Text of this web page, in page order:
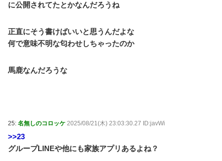
に公開されてたとかなんだろうね
正直にそう書けばいいと思うんだよな
何で意味不明な匂わせしちゃったのか
馬鹿なんだろうな
25: 名無しのコロッケ 2025/08/21(木) 23:03:30.27 ID:javWi
>>23
グループLINEや他にも家族アプリあるよね？